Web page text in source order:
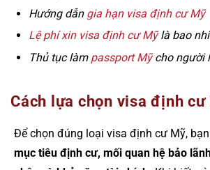
Hướng dẫn gia hạn visa định cư Mỹ
Lệ phí xin visa định cư Mỹlà bao
Thủ tục làm passport Mỹcho người
Cách lựa chọn visa định cư
Để chọn đúng loại visa định cư Mỹ,
mục tiêu định cư, mối quan hệ bảo